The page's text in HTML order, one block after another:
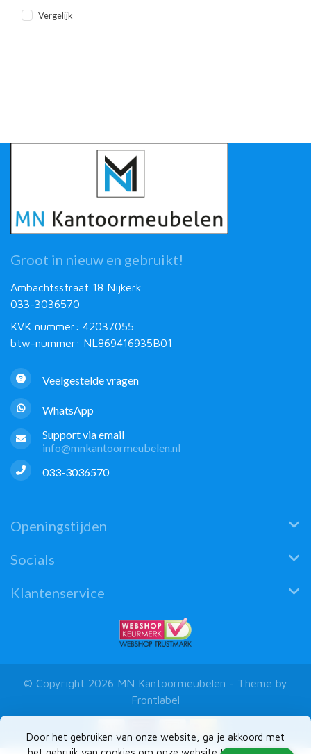
Door het gebruiken van onze website, ga je akkoord met
Vergelijk
Groot in nieuw en gebruikt!
Ambachtsstraat 18 Nijkerk
033-3036570
KVK nummer: 42037055
btw-nummer: NL869416935B01
Veelgestelde vragen
WhatsApp
Support via email
info@mnkantoormeubelen.nl
033-3036570
Openingstijden
Socials
Klantenservice
© Copyright 2026 MN Kantoormeubelen - Theme by
Frontlabel